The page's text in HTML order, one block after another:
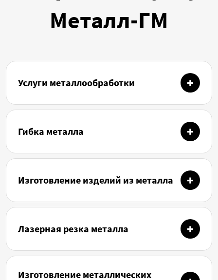
Металл-ГМ
Услуги металлообработки
Гибка металла
Изготовление изделий из металла
Лазерная резка металла
Изготовление металлических